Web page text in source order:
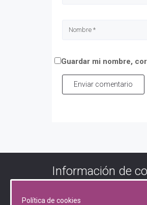
Guardar mi nombre,
Enviar comentario
Información de
Avenida Cortes Valencianas
Política de cookies